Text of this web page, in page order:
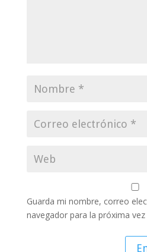
Guarda mi nombre, correo
navegador para la próxima